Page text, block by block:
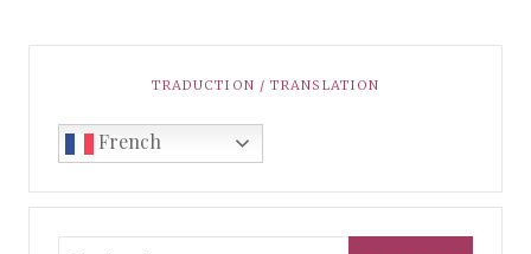
TRADUCTION / TRANSLATION
French